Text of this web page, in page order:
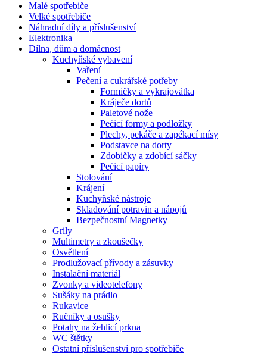
Malé spotřebiče
Velké spotřebiče
Náhradní díly a příslušenství
Elektronika
Dílna, dům a domácnost
Kuchyňské vybavení
Vaření
Pečení a cukrářské potřeby
Formičky a vykrajovátka
Kráječe dortů
Paletové nože
Pečicí formy a podložky
Plechy, pekáče a zapékací mísy
Podstavce na dorty
Zdobičky a zdobící sáčky
Pečicí papíry
Stolování
Krájení
Kuchyňské nástroje
Skladování potravin a nápojů
Bezpečnostní Magnetky
Grily
Multimetry a zkoušečky
Osvětlení
Prodlužovací přívody a zásuvky
Instalační materiál
Zvonky a videotelefony
Sušáky na prádlo
Rukavice
Ručníky a osušky
Potahy na žehlicí prkna
WC štětky
Ostatní příslušenství pro spotřebiče